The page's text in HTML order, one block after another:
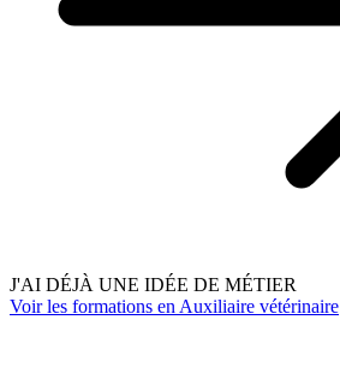
J'AI DÉJÀ UNE IDÉE DE MÉTIER
Voir les formations en Auxiliaire vétérinaire